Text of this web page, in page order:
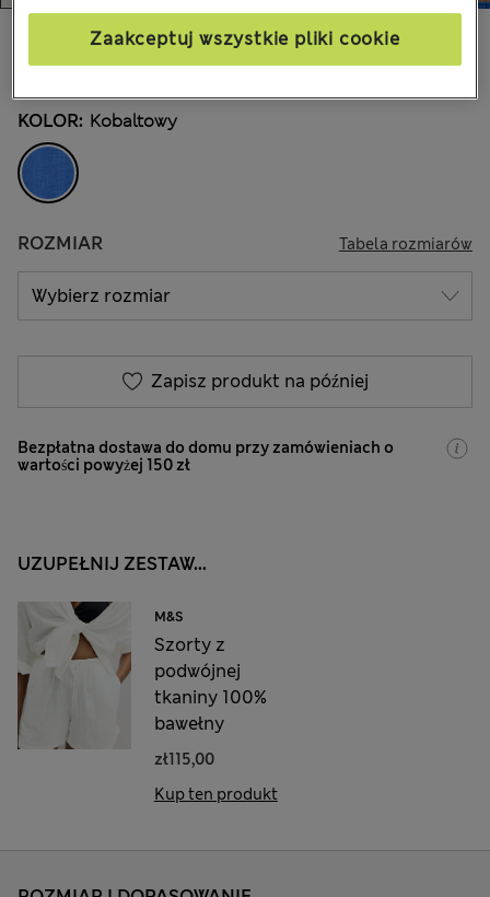
zł150,00 Wszystkie ceny zawierają podatki i cła
KOLOR: Kobaltowy
ROZMIAR Tabela rozmiarów
Zapisz produkt na później
Bezpłatna dostawa do domu przy zamówieniach o
wartości powyżej 150 zł
UZUPEŁNIJ ZESTAW...
M&S
Szorty z
podwójnej
tkaniny 100%
bawełny
zł115,00
Kup ten produkt
Zaakceptuj wszystkie pliki cookie